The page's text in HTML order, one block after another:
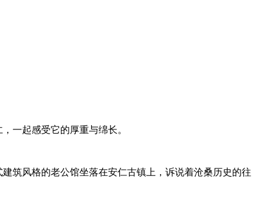
一起感受它的厚重与绵长。
筑风格的老公馆坐落在安仁古镇上，诉说着沧桑历史的往